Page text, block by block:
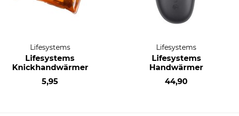
Lifesystems
Lifesystems
Knickhandwärmer
5,95
Lifesystems
Lifesystems
Handwärmer
44,90